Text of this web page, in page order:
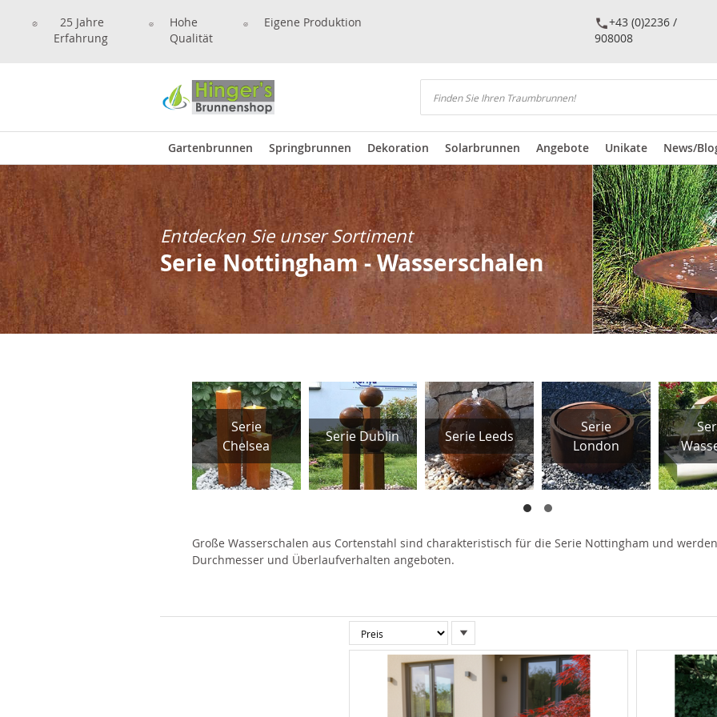
25 Jahre
Erfahrung
Hohe
Qualität
Eigene Produktion
+43 (0)2236 /
908008
Suchen
Gartenbrunnen Springbrunnen Dekoration Solarbrunnen Angebote Unikate News/
Entdecken Sie unser Sortiment
Serie Nottingham - Wasserschalen
Serie
Chelsea
Serie Dublin Serie Leeds
Serie
London
Große Wasserschalen aus Cortenstahl sind charakteristisch für die Serie Nottingham und
Durchmesser und Überlaufverhalten angeboten.
absteigender
Reihenfolge